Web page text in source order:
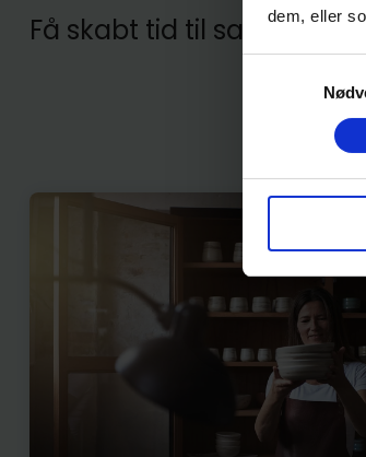
dem, eller
Få skabt tid til salget